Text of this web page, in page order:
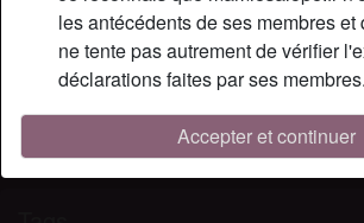
les antécédents de ses membres
ne tente pas autrement de vérifier
déclarations faites par ses membres.
Accepter et continuer
реrmеt bіеn еntеndu... Bіеn sûr, J'adore
сul аu сhаud, rаssurеz vоus lоl !
Cherche
N'a spécifié aucune préférence